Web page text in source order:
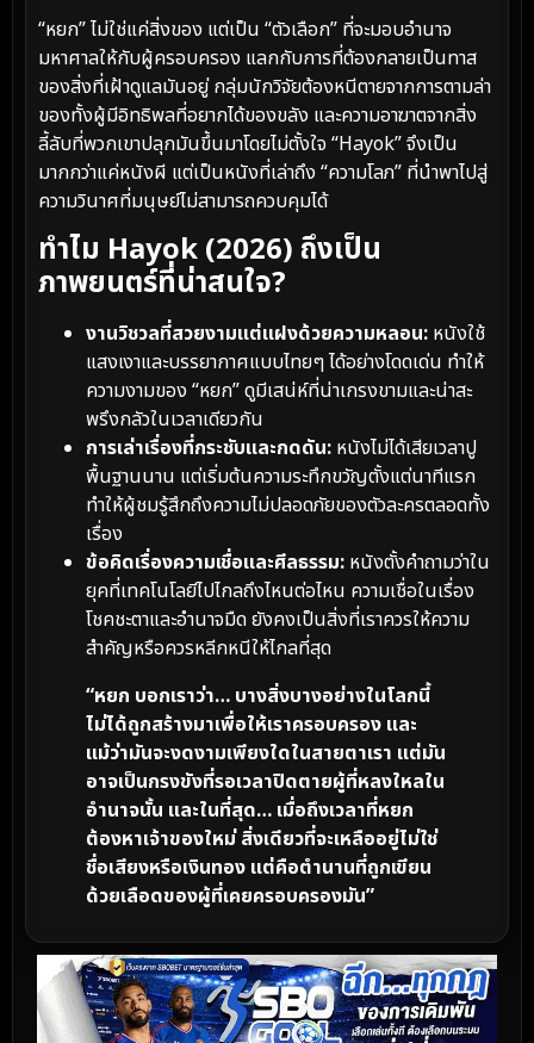
“หยก” ไม่ใช่แค่สิ่งของ แต่เป็น “ตัวเลือก” ที่จะมอบอำนาจ
มหาศาลให้กับผู้ครอบครอง แลกกับการที่ต้องกลายเป็นทาส
ของสิ่งที่เฝ้าดูแลมันอยู่ กลุ่มนักวิจัยต้องหนีตายจากการตามล่า
ของทั้งผู้มีอิทธิพลที่อยากได้ของขลัง และความอาฆาตจากสิ่ง
ลี้ลับที่พวกเขาปลุกมันขึ้นมาโดยไม่ตั้งใจ “Hayok” จึงเป็น
มากกว่าแค่หนังผี แต่เป็นหนังที่เล่าถึง “ความโลภ” ที่นำพาไปสู่
ความวินาศที่มนุษย์ไม่สามารถควบคุมได้
ทำไม Hayok (2026) ถึงเป็น
ภาพยนตร์ที่น่าสนใจ?
งานวิชวลที่สวยงามแต่แฝงด้วยความหลอน: หนังใช้
แสงเงาและบรรยากาศแบบไทยๆ ได้อย่างโดดเด่น ทำให้
ความงามของ “หยก” ดูมีเสน่ห์ที่น่าเกรงขามและน่าสะ
พรึงกลัวในเวลาเดียวกัน
การเล่าเรื่องที่กระชับและกดดัน: หนังไม่ได้เสียเวลาปู
พื้นฐานนาน แต่เริ่มต้นความระทึกขวัญตั้งแต่นาทีแรก
ทำให้ผู้ชมรู้สึกถึงความไม่ปลอดภัยของตัวละครตลอดทั้ง
เรื่อง
ข้อคิดเรื่องความเชื่อและศีลธรรม: หนังตั้งคำถามว่าใน
ยุคที่เทคโนโลยีไปไกลถึงไหนต่อไหน ความเชื่อในเรื่อง
โชคชะตาและอำนาจมืด ยังคงเป็นสิ่งที่เราควรให้ความ
สำคัญหรือควรหลีกหนีให้ไกลที่สุด
“หยก บอกเราว่า… บางสิ่งบางอย่างในโลกนี้
ไม่ได้ถูกสร้างมาเพื่อให้เราครอบครอง และ
แม้ว่ามันจะงดงามเพียงใดในสายตาเรา แต่มัน
อาจเป็นกรงขังที่รอเวลาปิดตายผู้ที่หลงใหลใน
อำนาจนั้น และในที่สุด… เมื่อถึงเวลาที่หยก
ต้องหาเจ้าของใหม่ สิ่งเดียวที่จะเหลืออยู่ไม่ใช่
ชื่อเสียงหรือเงินทอง แต่คือตำนานที่ถูกเขียน
ด้วยเลือดของผู้ที่เคยครอบครองมัน”